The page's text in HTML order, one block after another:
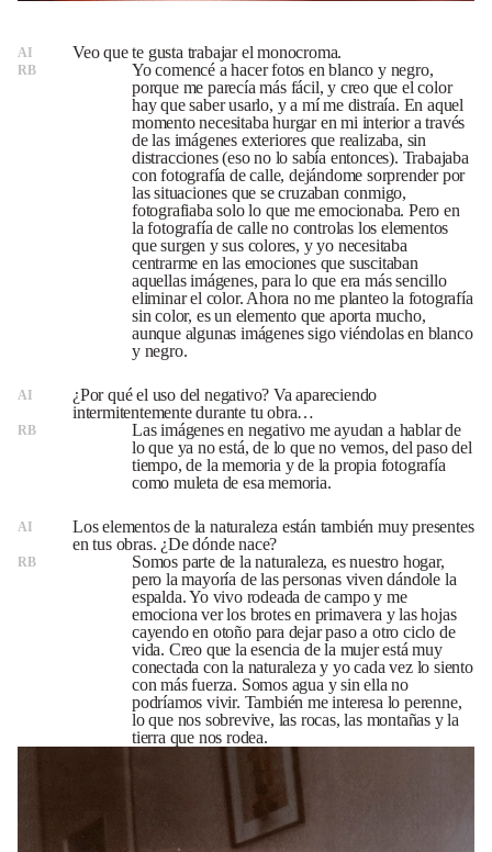
AI Veo que te gusta trabajar el monocroma.
RB
Yo comencé a hacer fotos en blanco y negro,
porque me parecía más fácil, y creo que el color
hay que saber usarlo, y a mí me distraía. En aquel
momento necesitaba hurgar en mi interior a través
de las imágenes exteriores que realizaba, sin
distracciones (eso no lo sabía entonces). Trabajaba
con fotografía de calle, dejándome sorprender por
las situaciones que se cruzaban conmigo,
fotografiaba solo lo que me emocionaba. Pero en
la fotografía de calle no controlas los elementos
que surgen y sus colores, y yo necesitaba
centrarme en las emociones que suscitaban
aquellas imágenes, para lo que era más sencillo
eliminar el color. Ahora no me planteo la fotografía
sin color, es un elemento que aporta mucho,
aunque algunas imágenes sigo viéndolas en blanco
y negro.
AI
¿Por qué el uso del negativo? Va apareciendo
intermitentemente durante tu obra…
RB
Las imágenes en negativo me ayudan a hablar de
lo que ya no está, de lo que no vemos, del paso del
tiempo, de la memoria y de la propia fotografía
como muleta de esa memoria.
AI
Los elementos de la naturaleza están también muy presentes
en tus obras. ¿De dónde nace?
RB
Somos parte de la naturaleza, es nuestro hogar,
pero la mayoría de las personas viven dándole la
espalda. Yo vivo rodeada de campo y me
emociona ver los brotes en primavera y las hojas
cayendo en otoño para dejar paso a otro ciclo de
vida. Creo que la esencia de la mujer está muy
conectada con la naturaleza y yo cada vez lo siento
con más fuerza. Somos agua y sin ella no
podríamos vivir. También me interesa lo perenne,
lo que nos sobrevive, las rocas, las montañas y la
tierra que nos rodea.